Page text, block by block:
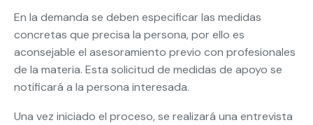
En la demanda se deben especificar las medidas
concretas que precisa la persona, por ello es
aconsejable el asesoramiento previo con profesionales
de la materia. Esta solicitud de medidas de apoyo se
notificará a la persona interesada.
Una vez iniciado el proceso, se realizará una entrevista